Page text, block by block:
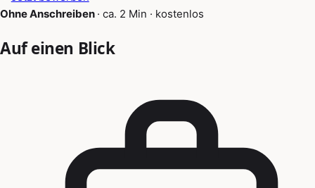
Ohne Anschreiben · ca. 2 Min · kostenlos
Auf einen Blick